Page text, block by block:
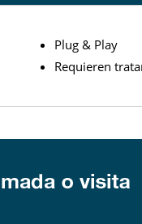
Plug & Play
Requieren